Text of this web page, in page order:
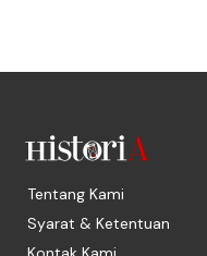
Tentang Kami
Syarat & Ketentuan